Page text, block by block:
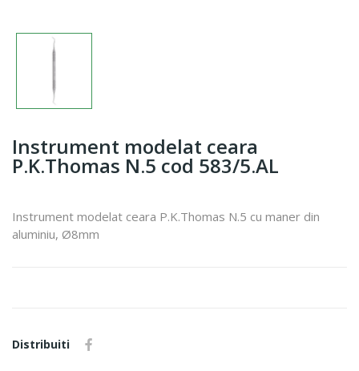
Instrument modelat ceara
P.K.Thomas N.5 cod 583/5.AL
Instrument modelat ceara P.K.Thomas N.5 cu maner din
aluminiu, Ø8mm
Distribuiti